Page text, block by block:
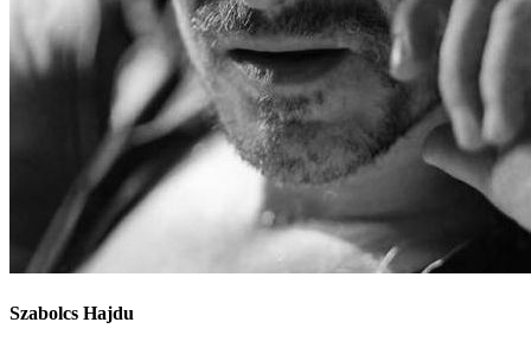
Szabolcs Hajdu